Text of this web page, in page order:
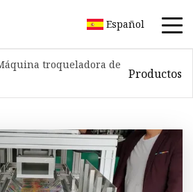
Español
troqueladora de
Productos